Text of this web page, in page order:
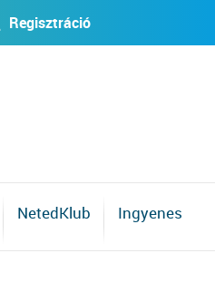
Regisztráció
NetedKlub Ingyenes